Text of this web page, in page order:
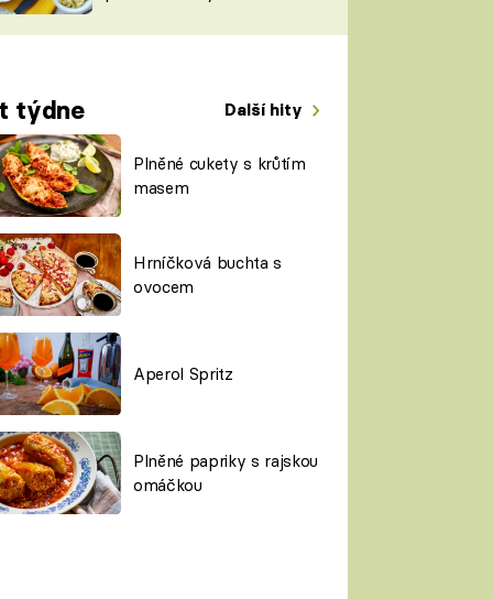
týdne Další hity
Plněné cukety s krůtím
masem
Hrníčková buchta s
ovocem
Aperol Spritz
Plněné papriky s rajskou
omáčkou